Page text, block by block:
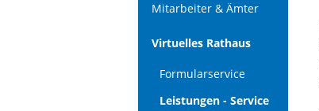
Mitarbeiter & Ämter
Virtuelles Rathaus
Formularservice
Leistungen - Service